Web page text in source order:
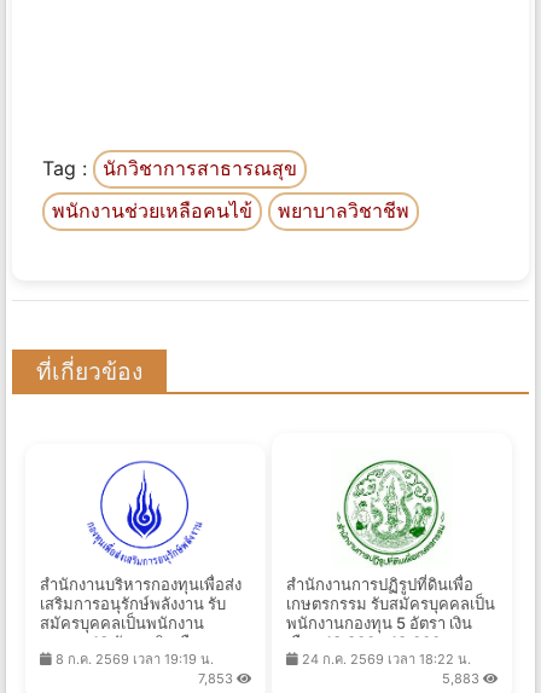
Tag :
นักวิชาการสาธารณสุข
พนักงานช่วยเหลือคนไข้
พยาบาลวิชาชีพ
ที่เกี่ยวข้อง
สํานักงานบริหารกองทุนเพื่อส่ง
เสริมการอนุรักษ์พลังงาน รับ
สมัครบุคคลเป็นพนักงาน
กองทุน 13 อัตรา เงินเดือน
21,780 - 24,840 บาท ตั้งแต่
วันที่ 14 ก.ค. - 10 ส.ค. 2569
8 ก.ค. 2569 เวลา 19:19 น.
7,853
สำนักงานการปฏิรูปที่ดินเพื่อ
เกษตรกรรม รับสมัครบุคคลเป็น
พนักงานกองทุน 5 อัตรา เงิน
เดือน 13,800 - 18,000 บาท
ตั้งแต่วันที่ 3 - 31 ส.ค. 2569
24 ก.ค. 2569 เวลา 18:22 น.
5,883